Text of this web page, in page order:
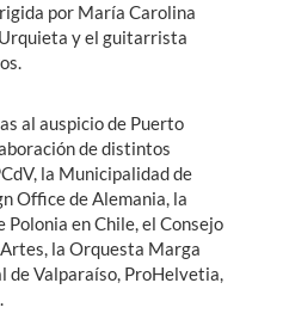
por María Carolina
y el guitarrista
al auspicio de Puerto
de distintos
la Municipalidad de
Office de Alemania, la
Polonia en Chile, el Consejo
la Orquesta Marga
de Valparaíso, ProHelvetia,